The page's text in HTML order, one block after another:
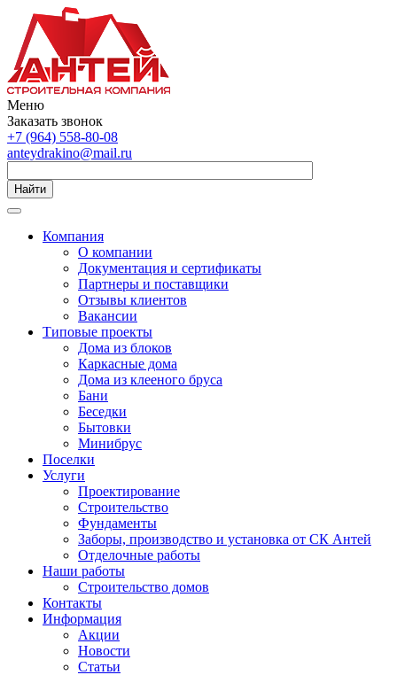
Меню
Заказать звонок
+7 (964) 558-80-08
anteydrakino@mail.ru
Найти
Компания
О компании
Документация и сертификаты
Партнеры и поставщики
Отзывы клиентов
Вакансии
Типовые проекты
Дома из блоков
Каркасные дома
Дома из клееного бруса
Бани
Беседки
Бытовки
Минибрус
Поселки
Услуги
Проектирование
Строительство
Фундаменты
Заборы, производство и установка от СК Антей
Отделочные работы
Наши работы
Строительство домов
Контакты
Информация
Акции
Новости
Статьи